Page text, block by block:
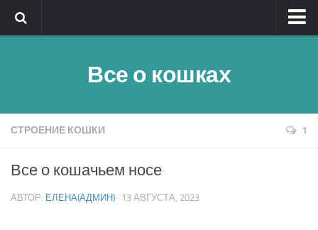
Обратная связь
Быстрый поиск
Все о кошках
СТРОЕНИЕ КОШКИ 1
Все о кошачьем носе
АВТОР: ЕЛЕНА(АДМИН) · 13 АВГУСТА, 2023